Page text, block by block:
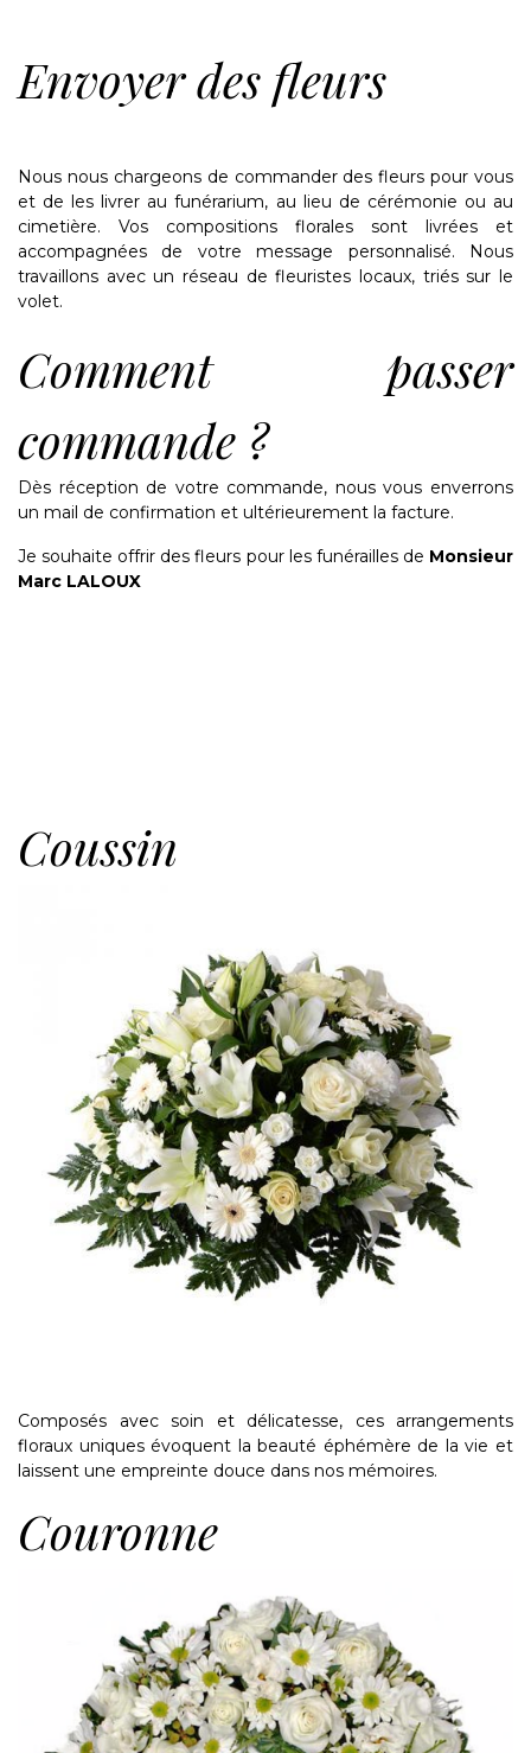
Envoyer des fleurs
Nous nous chargeons de commander des fleurs pour vous
et de les livrer au funérarium, au lieu de cérémonie ou au
cimetière. Vos compositions florales sont livrées et
accompagnées de votre message personnalisé. Nous
travaillons avec un réseau de fleuristes locaux, triés sur le
volet.
Comment passer
commande ?
Dès réception de votre commande, nous vous enverrons
un mail de confirmation et ultérieurement la facture.
Je souhaite offrir des fleurs pour les funérailles de Monsieur
Marc LALOUX
Coussin
Composés avec soin et délicatesse, ces arrangements
floraux uniques évoquent la beauté éphémère de la vie et
laissent une empreinte douce dans nos mémoires.
Couronne